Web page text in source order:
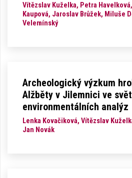
Vítězslav Kuželka, Petra
Kaupová, Jaroslav Brůžek, Miluše
Velemínský
Archeologický výzkum
Alžběty v Jilemnici ve
environmentálních analýz
Lenka Kovačiková, Vítězslav
Jan Novák